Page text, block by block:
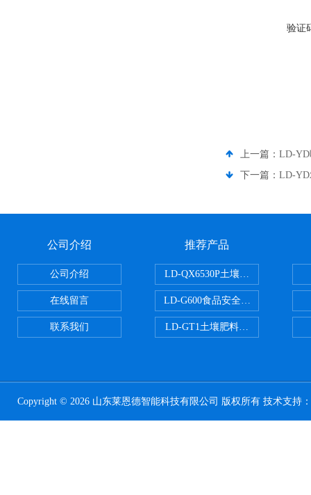
验证
上一篇： LD-YD
下一篇： LD-YD
公司介绍
公司介绍
在线留言
联系我们
推荐产品
LD-QX6530P土壤氧化还原电位检
LD-G600食品安全检测仪
LD-GT1土壤肥料养分检测仪
Copyright © 2026 山东莱恩德智能科技有限公司 版权所有 技术支持：